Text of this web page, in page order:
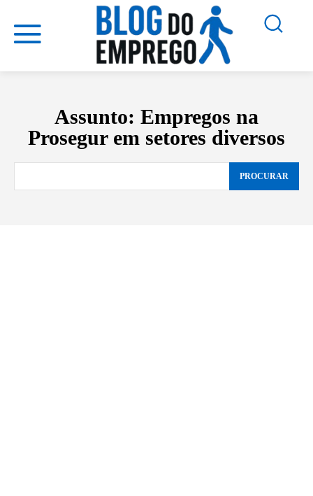
Assunto: Empregos na
Prosegur em setores diversos
PROCURAR